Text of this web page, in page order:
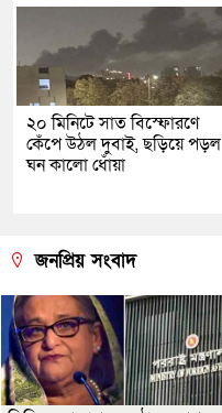
২০ মিনিটে সাত বিস্ফোরণে
কেঁপে উঠল দুবাই, ছড়িয়ে পড়ল
ঘন কালো ধোঁয়া
জনপ্রিয় সংবাদ